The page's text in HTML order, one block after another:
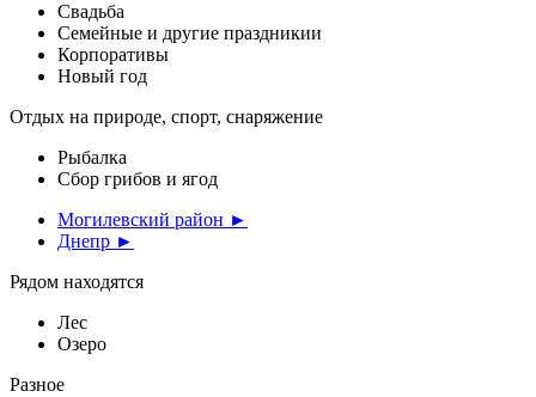
Свадьба
Семейные и другие праздникии
Корпоративы
Новый год
Отдых на природе, спорт, снаряжение
Рыбалка
Сбор грибов и ягод
Могилевский район ►
Днепр ►
Рядом находятся
Лес
Озеро
Разное